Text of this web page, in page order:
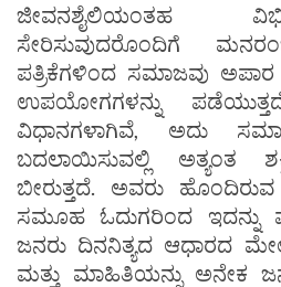
ಜೀವನಶೈಲಿಯಂತಹ
ಸೇರಿಸುವುದರೊಂದಿಗೆ
ಪತ್ರಿಕೆಗಳಿಂದ ಸಮಾಜವು ಅಪಾರ
ಉಪಯೋಗಗಳನ್ನು
ವಿಧಾನಗಳಾಗಿವೆ, ಅದು
ಬದಲಾಯಿಸುವಲ್ಲಿ ಅತ್ಯಂತ
ಬೀರುತ್ತದೆ. ಅವರು
ಸಮೂಹ ಓದುಗರಿಂದ ಇದನ್ನು
ಜನರು ದಿನನಿತ್ಯದ ಆಧಾರದ ಮೇಲೆ
ಮತ್ತು ಮಾಹಿತಿಯನ್ನು ಅನೇಕ